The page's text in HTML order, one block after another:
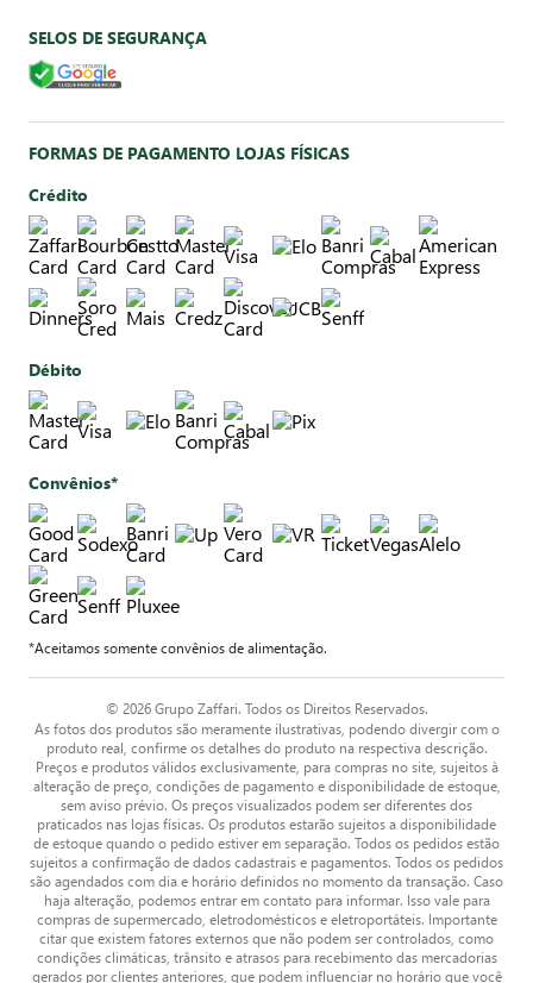
SELOS DE SEGURANÇA
FORMAS DE PAGAMENTO LOJAS FÍSICAS
Crédito
Débito
Convênios*
*Aceitamos somente convênios de alimentação.
© 2026 Grupo Zaffari. Todos os Direitos Reservados.
As fotos dos produtos são meramente ilustrativas, podendo divergir com o
produto real, confirme os detalhes do produto na respectiva descrição.
Preços e produtos válidos exclusivamente, para compras no site, sujeitos à
alteração de preço, condições de pagamento e disponibilidade de estoque,
sem aviso prévio. Os preços visualizados podem ser diferentes dos
praticados nas lojas físicas. Os produtos estarão sujeitos a disponibilidade
de estoque quando o pedido estiver em separação. Todos os pedidos estão
sujeitos a confirmação de dados cadastrais e pagamentos. Todos os pedidos
são agendados com dia e horário definidos no momento da transação. Caso
haja alteração, podemos entrar em contato para informar. Isso vale para
compras de supermercado, eletrodomésticos e eletroportáteis. Importante
citar que existem fatores externos que não podem ser controlados, como
condições climáticas, trânsito e atrasos para recebimento das mercadorias
gerados por clientes anteriores, que podem influenciar no horário que você